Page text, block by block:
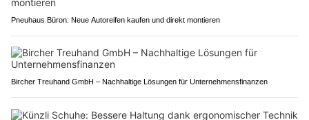
Pneuhaus Büron: Neue Autoreifen kaufen und direkt montieren
Bircher Treuhand GmbH – Nachhaltige Lösungen für Unternehmensfinanzen